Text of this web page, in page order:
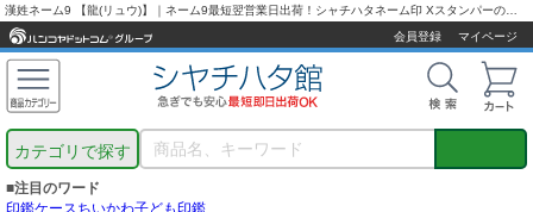
会員登録
マイページ
カテゴリで探す
■注目のワード
印鑑ケースちいかわ子ども印鑑